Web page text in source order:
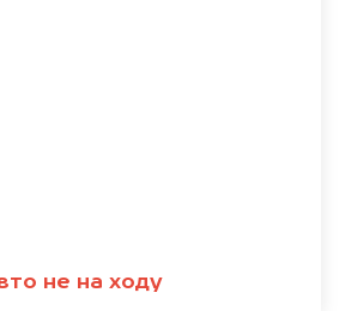
не на ходу